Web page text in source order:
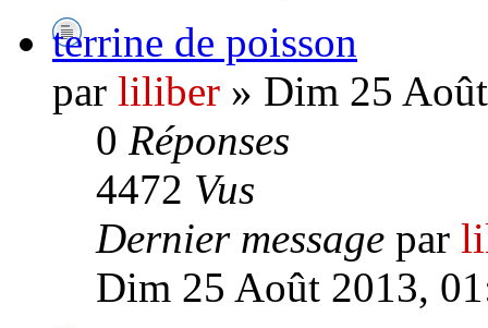
terrine de poisson
par liliber » Dim 25
0 Réponses
4472 Vus
Dernier message par
Dim 25 Août 2013,